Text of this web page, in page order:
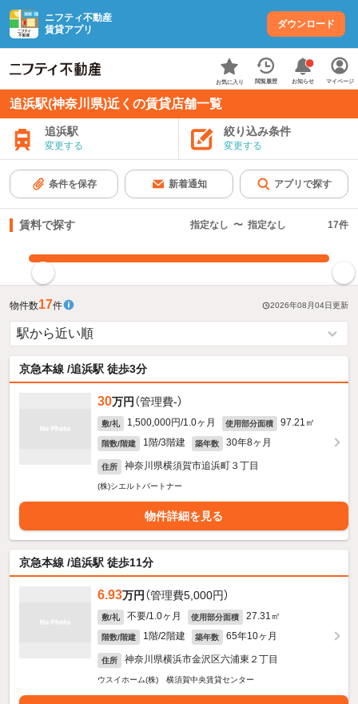
ニフティ不動産
賃貸アプリ
ダウンロード
お気に入り 閲覧履歴 お知らせ マイページ
追浜駅(神奈川県)近くの賃貸店舗一覧
追浜駅
変更する
絞り込み条件
変更する
条件を保存 新着通知 アプリで探す
賃料で探す 指定なし 〜 指定なし 17件
物件数17件 2026年08月04日更新
京急本線 /追浜駅 徒歩3分
30万円 （管理費-）
敷/礼 1,500,000円/1.0ヶ月 使用部分面積 97.21㎡
階数/階建 1階/3階建 築年数 30年8ヶ月
住所 神奈川県横須賀市追浜町３丁目
(株)シエルトパートナー
物件詳細を見る
京急本線 /追浜駅 徒歩11分
6.93万円 （管理費5,000円）
敷/礼 不要/1.0ヶ月 使用部分面積 27.31㎡
階数/階建 1階/2階建 築年数 65年10ヶ月
住所 神奈川県横浜市金沢区六浦東２丁目
ウスイホーム(株) 横須賀中央賃貸センター